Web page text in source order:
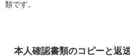
類です。
本人確認書類のコピーと返